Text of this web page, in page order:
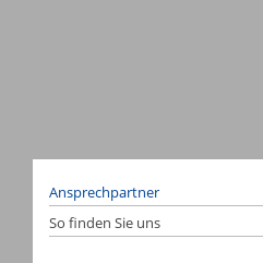
Ansprechpartner
So finden Sie uns